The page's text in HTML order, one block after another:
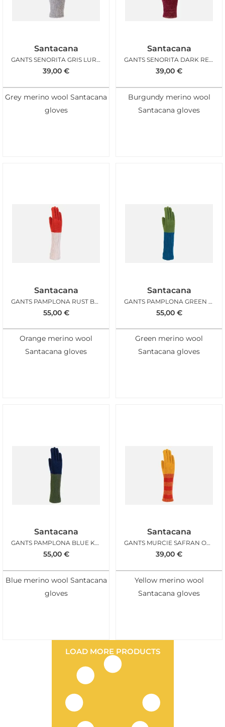
Santacana
GANTS SENORITA GRIS LUREX
39,00 €
Grey merino wool Santacana
gloves
Santacana
GANTS SENORITA DARK RED LUREX
39,00 €
Burgundy merino wool
Santacana gloves
Santacana
GANTS PAMPLONA RUST BEIGE
55,00 €
Orange merino wool
Santacana gloves
Santacana
GANTS PAMPLONA GREEN PEACOCK
55,00 €
Green merino wool
Santacana gloves
Santacana
GANTS PAMPLONA BLUE KAKI
55,00 €
Blue merino wool Santacana
gloves
Santacana
GANTS MURCIE SAFRAN ORANGE
39,00 €
Yellow merino wool
Santacana gloves
LOAD MORE PRODUCTS